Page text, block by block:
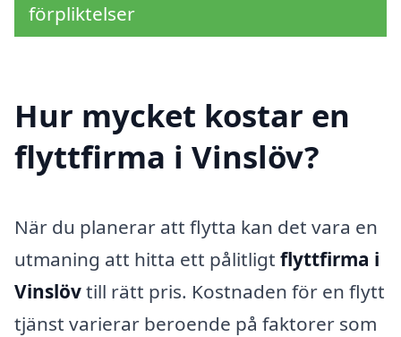
förpliktelser
Hur mycket kostar en
flyttfirma i Vinslöv?
När du planerar att flytta kan det vara en
utmaning att hitta ett pålitligt flyttfirma i
Vinslövtill rätt pris. Kostnaden för en flytt
tjänst varierar beroende på faktorer som